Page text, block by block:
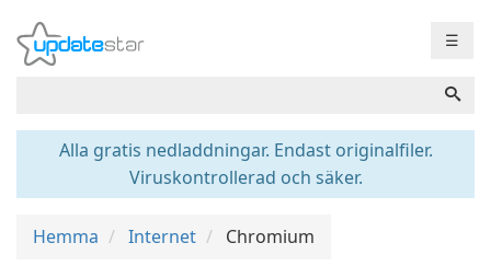
☰
Alla gratis nedladdningar. Endast originalfiler.
Viruskontrollerad och säker.
Hemma Internet Chromium